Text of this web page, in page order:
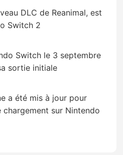
DLC de Reanimal, est
Switch 2
Switch le 3 septembre
sortie initiale
a été mis à jour pour
sur Nintendo